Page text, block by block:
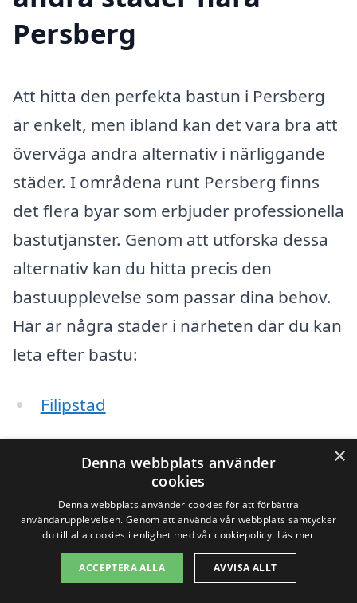
Persberg
Att hitta den perfekta bastun i Persberg
är enkelt, men ibland kan det vara bra att
överväga andra alternativ i närliggande
städer. I områdena runt Persberg finns
det flera byar som erbjuder professionella
bastutjänster. Genom att utforska dessa
alternativ kan du hitta precis den
bastuupplevelse som passar dina behov.
Här är några städer i närheten där du kan
leta efter bastu:
Filipstad
Storfors
Kopparberg
Grums
×
Denna webbplats använder
cookies
Denna webbplats använder cookies för att förbättra
användarupplevelsen. Genom att använda vår webbplats samtycker
du till alla cookies i enlighet med vår cookiepolicy. Läs mer
ACCEPTERA ALLA AVVISA ALLT